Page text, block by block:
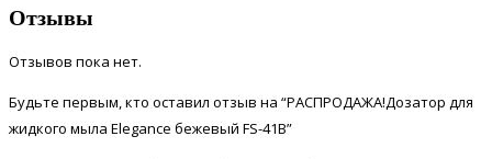
Отзывы
Отзывов пока нет.
Будьте первым, кто оставил отзыв на “РАСПРОДАЖА!Дозатор для
жидкого мыла Elegance бежевый FS-41В”